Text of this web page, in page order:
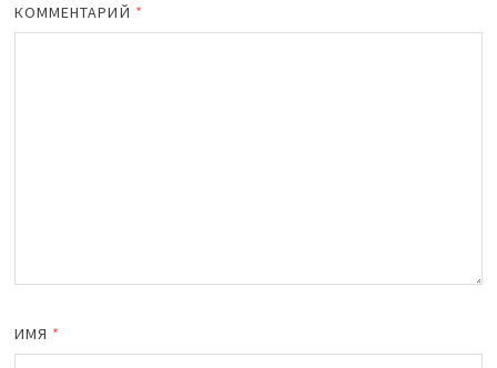
КОММЕНТАРИЙ *
ИМЯ *